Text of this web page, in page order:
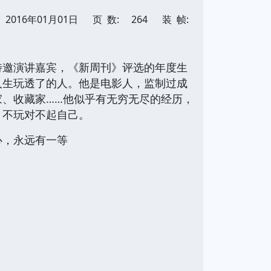
2016年01月01日 页 数: 264 装 帧:
演讲嘉宾，《新周刊》评选的年度生
玩透了的人。他是电影人，监制过成
收藏家……他似乎有无穷无尽的经历，
玩对不起自己。
永远有一等